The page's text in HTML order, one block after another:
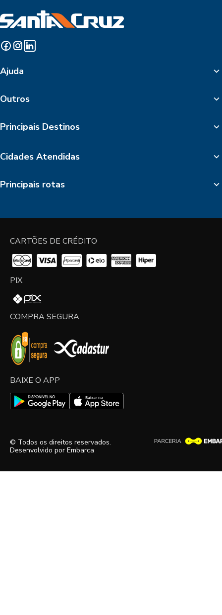
Ajuda
Outros
Principais Destinos
Cidades Atendidas
Principais rotas
CARTÕES DE CRÉDITO
PIX
COMPRA SEGURA
BAIXE O APP
© Todos os direitos reservados.
Desenvolvido por Embarca